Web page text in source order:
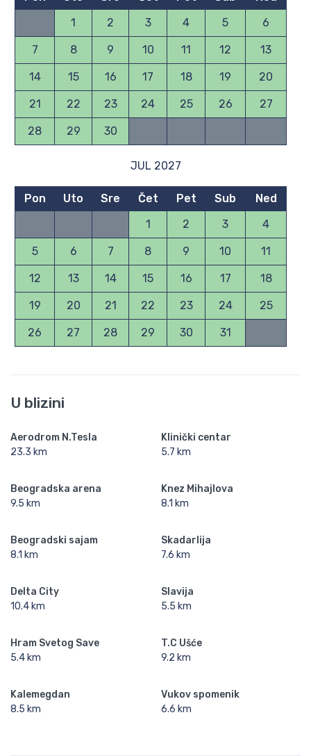
1
2 3 4 5 6
7 8 9 10 11 12 13
14 15 16 17 18 19 20
21 22 23 24 25 26 27
28 29 30
JUL 2027
Pon Uto Sre Čet Pet Sub
Ned
1
2 3 4
5 6 7 8 9 10 11
12 13 14 15 16 17 18
19 20 21 22 23 24 25
26 27 28 29 30 31
U blizini
Aerodrom N.Tesla
23.3 km
Beogradska arena
9.5 km
Beogradski sajam
8.1 km
Delta City
10.4 km
Hram Svetog Save
5.4 km
Kalemegdan
8.5 km
Klinički centar
5.7 km
Knez Mihajlova
8.1 km
Skadarlija
7.6 km
Slavija
5.5 km
T.C Ušće
9.2 km
Vukov spomenik
6.6 km